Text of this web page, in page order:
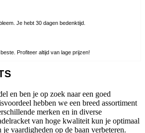
Je hebt 30 dagen bedenktijd.
Profiteer altijd van lage prijzen!
en ben je op zoek naar een goed
hebben we een breed assortiment
merken en in diverse
van hoge kwaliteit kun je optimaal
je vaardigheden op de baan verbeteren.